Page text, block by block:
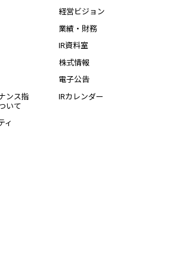
ンス指
いて
ィ
経営ビジョン
業績・財務
IR資料室
株式情報
電子公告
IRカレンダー